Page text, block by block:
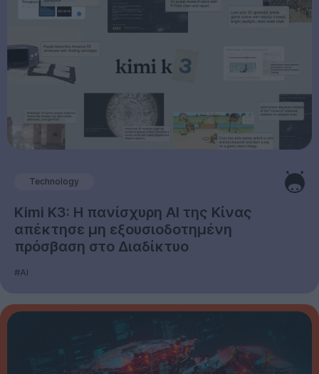
Technology
Kimi K3: Η πανίσχυρη AI της Κίνας
απέκτησε μη εξουσιοδοτημένη
πρόσβαση στο Διαδίκτυο
#AI